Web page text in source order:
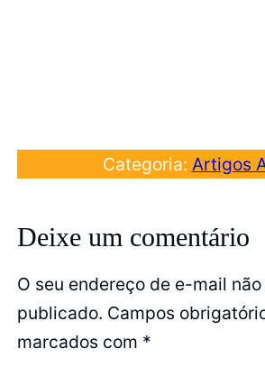
Categoria: Artigos
Deixe um comentário
O seu endereço de e-mail não
publicado. Campos
marcados com *